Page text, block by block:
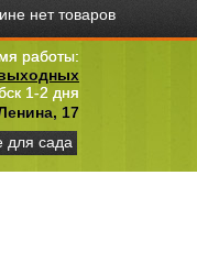
нет товаров
работы:
1-2 дня
17
для сада